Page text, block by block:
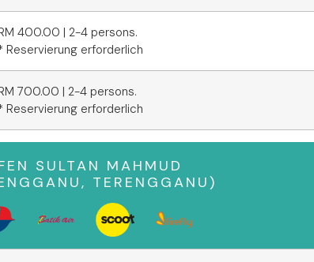
400.00 | 2-4 persons.
Reservierung erforderlich
700.00 | 2-4 persons.
Reservierung erforderlich
SULTAN MAHMUD
TERENGGANU)